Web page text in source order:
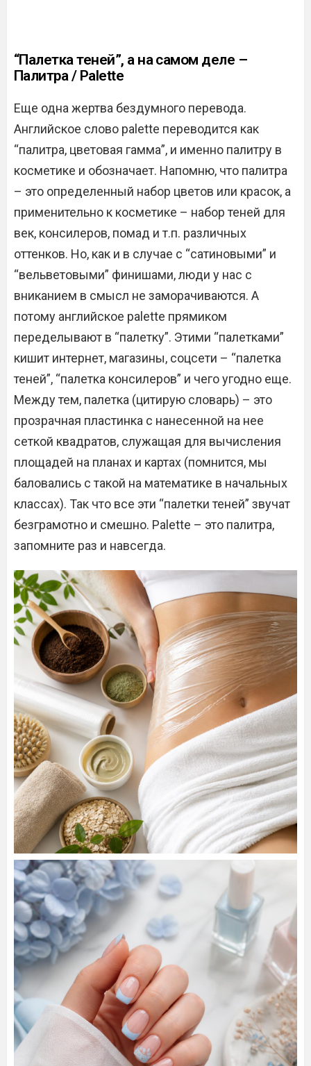
“Палетка теней”, а на самом деле –
Палитра / Palette
Еще одна жертва бездумного перевода.
Английское слово palette переводится как
“палитра, цветовая гамма”, и именно палитру в
косметике и обозначает. Напомню, что палитра
– это определенный набор цветов или красок, а
применительно к косметике – набор теней для
век, консилеров, помад и т.п. различных
оттенков. Но, как и в случае с “сатиновыми” и
“вельветовыми” финишами, люди у нас с
вниканием в смысл не заморачиваются. А
потому английское palette прямиком
переделывают в “палетку”. Этими “палетками”
кишит интернет, магазины, соцсети – “палетка
теней”, “палетка консилеров” и чего угодно еще.
Между тем, палетка (цитирую словарь) – это
прозрачная пластинка с нанесенной на нее
сеткой квадратов, служащая для вычисления
площадей на планах и картах (помнится, мы
баловались с такой на математике в начальных
классах). Так что все эти “палетки теней” звучат
безграмотно и смешно. Palette – это палитра,
запомните раз и навсегда.